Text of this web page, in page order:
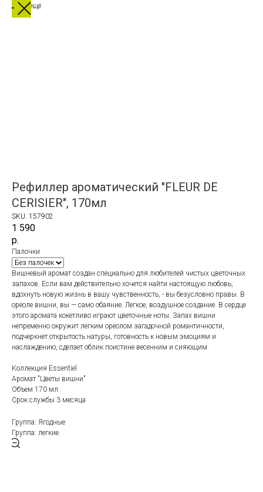
Выбрать ещё
Рефиллер ароматический "FLEUR DE
CERISIER", 170мл
SKU: 157902
1 590
р.
Палочки
Вишневый аромат создан специально для любителей чистых цветочных
запахов. Если вам действительно хочется найти настоящую любовь,
вдохнуть новую жизнь в вашу чувственность, - вы безусловно правы. В
ореоле вишни, вы — само обаяние. Легкое, воздушное создание. В сердце
этого аромата кокетливо играют цветочные ноты. Запах вишни
непременно окружит легким ореолом загадочной романтичности,
подчеркнет открытость натуры, готовность к новым эмоциям и
наслаждению, сделает облик поистине весенним и сияющим.
Коллекция Essentiel
Аромат "Цветы вишни"
Объем 170 мл.
Срок службы 3 месяца
Группа: Ягодные
Группа: легкие